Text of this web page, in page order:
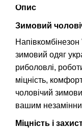
Опис
Зимовий
зимовий одяг
риболовлі,
міцність,
чоловічий
вашим
Міцність і